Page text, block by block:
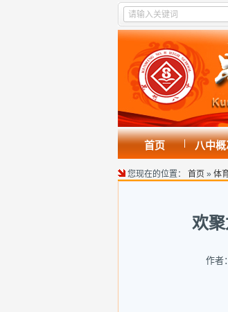
首页 | 八中概
您现在的位置： 首页 » 体
欢
作